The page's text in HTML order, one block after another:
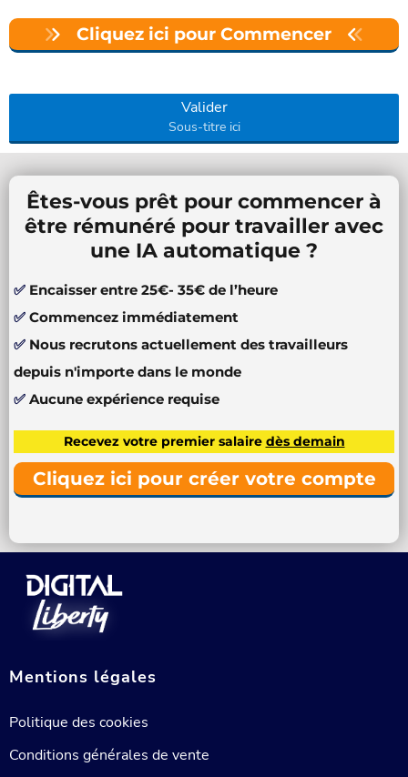
Cliquez ici pour Commencer
Valider
Sous-titre ici
Êtes-vous prêt pour commencer à
être rémunéré pour travailler avec
une IA automatique ?
✅ Encaisser entre 25€- 35€ de l’heure
✅ Commencez immédiatement
✅ Nous recrutons actuellement des travailleurs
depuis n'importe dans le monde
✅ Aucune expérience requise
Recevez votre premier salaire dès demain
Cliquez ici pour créer votre compte
Mentions légales
Politique des cookies
Conditions générales de vente